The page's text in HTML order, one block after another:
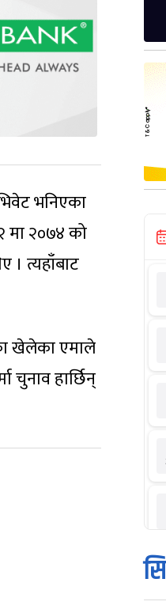
भनिएका
मा २०७४ को
। त्यहाँबाट
खेलेका एमाले
चुनाव हार्छिन्